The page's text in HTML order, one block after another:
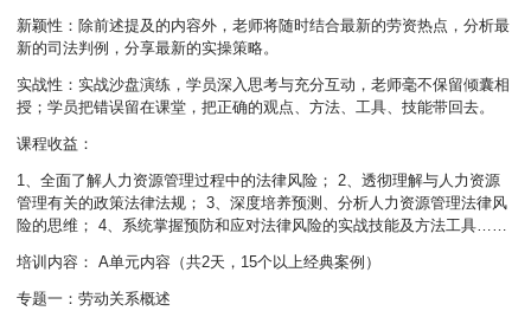
新颖性：除前述提及的内容外，老师将随时结合最新的劳资热点，分析最
新的司法判例，分享最新的实操策略。
实战性：实战沙盘演练，学员深入思考与充分互动，老师毫不保留倾囊相
授；学员把错误留在课堂，把正确的观点、方法、工具、技能带回去。
课程收益：
1、全面了解人力资源管理过程中的法律风险； 2、透彻理解与人力资源
管理有关的政策法律法规； 3、深度培养预测、分析人力资源管理法律风
险的思维； 4、系统掌握预防和应对法律风险的实战技能及方法工具……
培训内容： A单元内容（共2天，15个以上经典案例）
专题一：劳动关系概述